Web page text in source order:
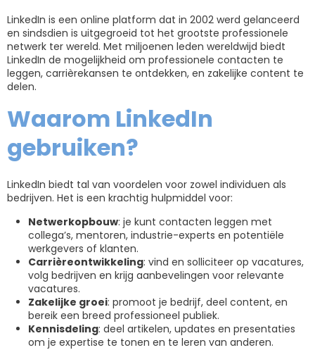
LinkedIn is een online platform dat in 2002 werd gelanceerd
en sindsdien is uitgegroeid tot het grootste professionele
netwerk ter wereld. Met miljoenen leden wereldwijd biedt
LinkedIn de mogelijkheid om professionele contacten te
leggen, carrièrekansen te ontdekken, en zakelijke content te
delen.
Waarom LinkedIn
gebruiken?
LinkedIn biedt tal van voordelen voor zowel individuen als
bedrijven. Het is een krachtig hulpmiddel voor:
Netwerkopbouw: je kunt contacten leggen met
collega’s, mentoren, industrie-experts en potentiële
werkgevers of klanten.
Carrièreontwikkeling: vind en solliciteer op vacatures,
volg bedrijven en krijg aanbevelingen voor relevante
vacatures.
Zakelijke groei: promoot je bedrijf, deel content, en
bereik een breed professioneel publiek.
Kennisdeling: deel artikelen, updates en presentaties
om je expertise te tonen en te leren van anderen.